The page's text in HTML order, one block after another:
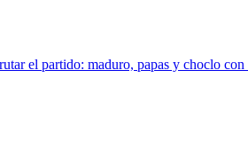
el partido: maduro, papas y choclo con